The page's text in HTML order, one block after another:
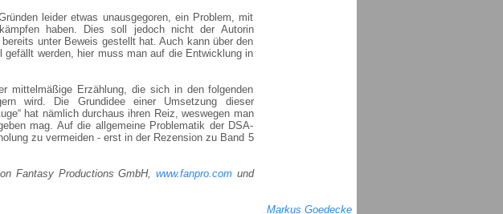
leider etwas unausgegoren, ein Problem, mit
haben. Dies soll jedoch nicht der Autorin
unter Beweis gestellt hat. Auch kann über den
gefällt werden, hier muss man auf die Entwicklung in
mittelmäßige Erzählung, die sich in den folgenden
wird. Die Grundidee einer Umsetzung dieser
hat nämlich durchaus ihren Reiz, weswegen man
mag. Auf die allgemeine Problematik der DSA-
zu vermeiden - erst in der Rezension zu Band 5
Fantasy Productions GmbH, www.fanpro.comund
Markus Goedecke